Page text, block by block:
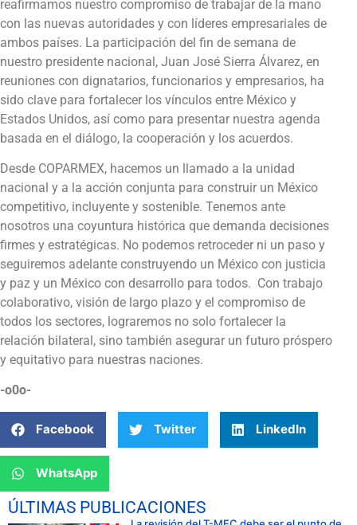
reafirmamos nuestro compromiso de trabajar de la mano
con las nuevas autoridades y con líderes empresariales de
ambos países. La participación del fin de semana de
nuestro presidente nacional, Juan José Sierra Álvarez, en
reuniones con dignatarios, funcionarios y empresarios, ha
sido clave para fortalecer los vínculos entre México y
Estados Unidos, así como para presentar nuestra agenda
basada en el diálogo, la cooperación y los acuerdos.
Desde COPARMEX, hacemos un llamado a la unidad
nacional y a la acción conjunta para construir un México
competitivo, incluyente y sostenible. Tenemos ante
nosotros una coyuntura histórica que demanda decisiones
firmes y estratégicas. No podemos retroceder ni un paso y
seguiremos adelante construyendo un México con justicia
y paz y un México con desarrollo para todos. Con trabajo
colaborativo, visión de largo plazo y el compromiso de
todos los sectores, lograremos no solo fortalecer la
relación bilateral, sino también asegurar un futuro próspero
y equitativo para nuestras naciones.
-o0o-
Facebook Twitter LinkedIn
WhatsApp
ÚLTIMAS PUBLICACIONES